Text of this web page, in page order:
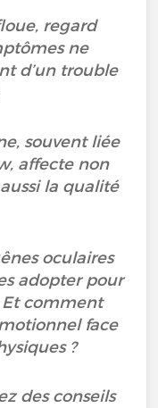
regard
ne
d’un trouble
souvent liée
affecte non
la qualité
oculaires
adopter pour
Et comment
face
?
des conseils